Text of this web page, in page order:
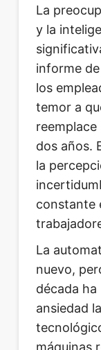
La
y la
informe
los
temor a
dos años.
la
constante
La
nuevo,
década ha
ansiedad
máquinas